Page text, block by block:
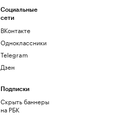
Социальные
сети
ВКонтакте
Одноклассники
Telegram
Дзен
Подписки
Скрыть баннеры
на РБК